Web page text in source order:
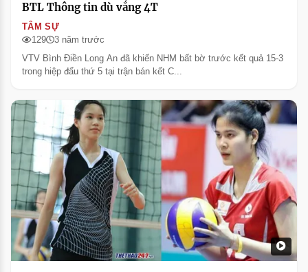
BTL Thông tin dù vắng 4T
TÂM SỰ
129
3 năm trước
VTV Bình Điền Long An đã khiến NHM bất bờ trước kết quả 15-3
trong hiệp đấu thứ 5 tại trận bán kết C...